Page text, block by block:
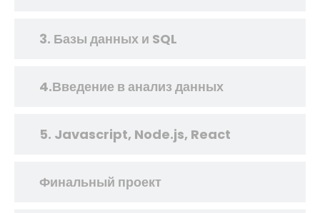
3. Базы данных и SQL
4.Введение в анализ данных
5. Javascript, Node.js, React
Финальный проект